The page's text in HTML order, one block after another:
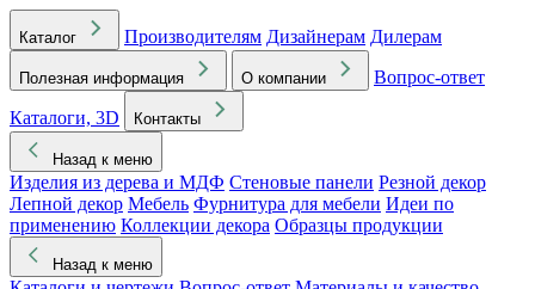
Каталог Производителям Дизайнерам Дилерам
Полезная информация О компании
Вопрос-ответ
Каталоги, 3D
Контакты
Назад к меню
Изделия из дерева и МДФ Стеновые панели Резной декор
Лепной декор Мебель Фурнитура для мебели Идеи по
применению Коллекции декора Образцы продукции
Назад к меню